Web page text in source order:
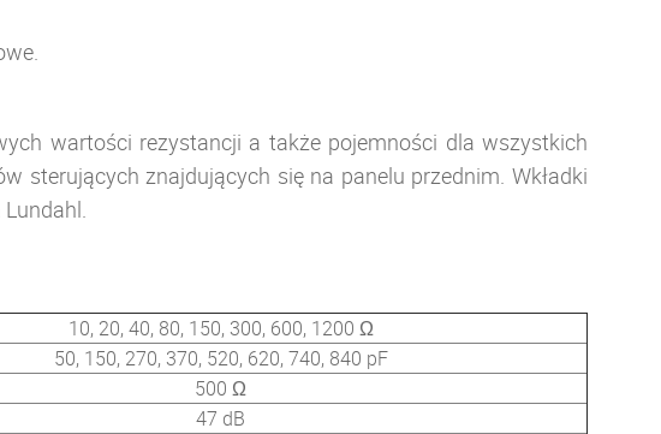
wartości rezystancji a także pojemności dla wszystkich
sterujących znajdujących się na panelu przednim. Wkładki
Lundahl.
10, 20, 40, 80, 150, 300, 600, 1200 Ω
50, 150, 270, 370, 520, 620, 740, 840 pF
500 Ω
47 dB